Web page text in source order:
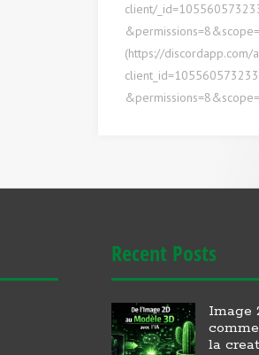
client/
(https://discordapp.com/
Recent Posts
Image
la